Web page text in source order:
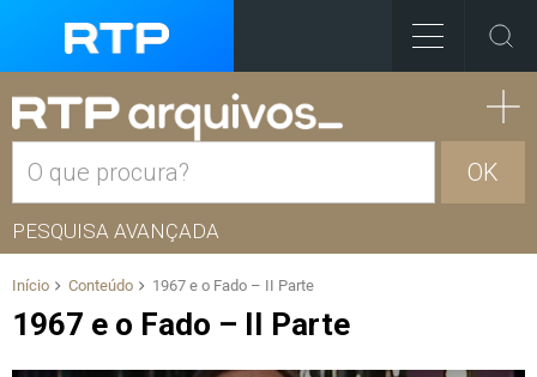
OK
PESQUISA AVANÇADA
Início Conteúdo 1967 e o Fado – II Parte
1967 e o Fado – II Parte